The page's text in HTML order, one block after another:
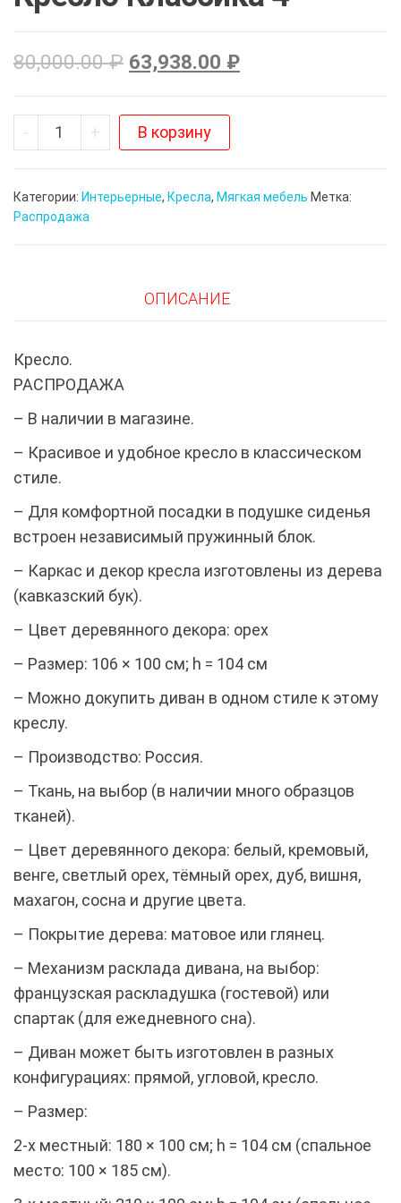
80,000.00₽ 63,938.00 ₽
-
Количество
Кресло
4
+ В корзину
Категории: Интерьерные, Кресла, Мягкая мебель Метка:
Распродажа
ОПИСАНИЕ
Кресло.
РАСПРОДАЖА
– В наличии в магазине.
– Красивое и удобное кресло в классическом
стиле.
– Для комфортной посадки в подушке сиденья
встроен независимый пружинный блок.
– Каркас и декор кресла изготовлены из дерева
(кавказский бук).
– Цвет деревянного декора: орех
– Размер: 106 × 100 см; h = 104 см
– Можно докупить диван в одном стиле к этому
креслу.
– Производство: Россия.
– Ткань, на выбор (в наличии много образцов
тканей).
– Цвет деревянного декора: белый, кремовый,
венге, светлый орех, тёмный орех, дуб, вишня,
махагон, сосна и другие цвета.
– Покрытие дерева: матовое или глянец.
– Механизм расклада дивана, на выбор:
французская раскладушка (гостевой) или
спартак (для ежедневного сна).
– Диван может быть изготовлен в разных
конфигурациях: прямой, угловой, кресло.
– Размер:
2-х местный: 180 × 100 см; h = 104 см (спальное
место: 100 × 185 см).